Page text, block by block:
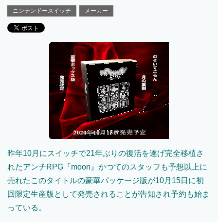
ニンテンドースイッチ メーカー
昨年10月にスイッチで21年ぶりの復活を遂げ完全移植さ
れたアンチRPG『moon』かつてのスタッフも予想以上に
売れたこのタイトルの豪華パッケージ版が10月15日に初
回限定生産版として発売されることが告知され予約も始ま
っている。